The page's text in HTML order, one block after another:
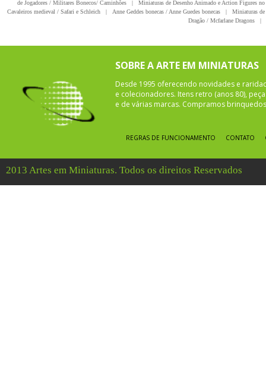
de Jogadores / Militares Bonecos/ Caminhões
|
Miniaturas de Desenho Animado e Action Figures
Cavaleiros medieval / Safari e Schleich
| Anne Geddes bonecas / Anne Guedes bonecas |
Miniaturas
Dragão / Mcfarlane Dragons
|
SOBRE A ARTE EM MINIATURAS
Desde 1995 oferecendo novidades e
e colecionadores. Itens retro (anos 80),
e de várias marcas. Compramos
REGRAS DE FUNCIONAMENTO CONTATO
2013 Artes em Miniaturas. Todos os direitos Reservados